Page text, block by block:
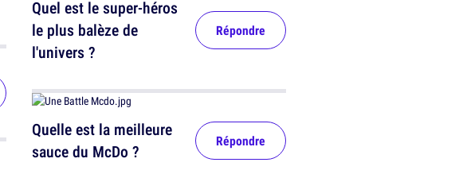
Quel est le super-héros
le plus balèze de
l'univers ?
Répondre
Quelle est la meilleure
sauce du McDo ?
Répondre